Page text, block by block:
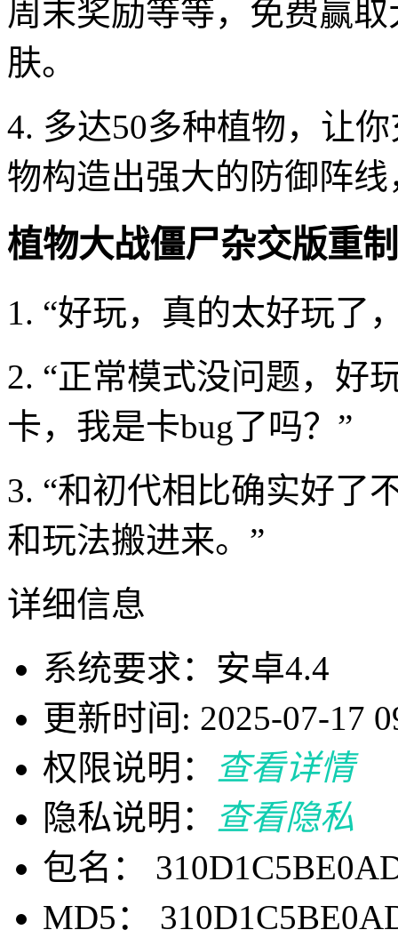
周末奖励等等，免费赢
肤。
4. 多达50多种植物，让
物构造出强大的防御阵
植物大战僵尸杂交版重
1. “好玩，真的太好玩了
2. “正常模式没问题，好
卡，我是卡bug了吗？”
3. “和初代相比确实好了
和玩法搬进来。”
详细信息
系统要求：安卓4.4
更新时间: 2025-07-17
权限说明：
查看详情
隐私说明：
查看隐私
包名：
MD5：